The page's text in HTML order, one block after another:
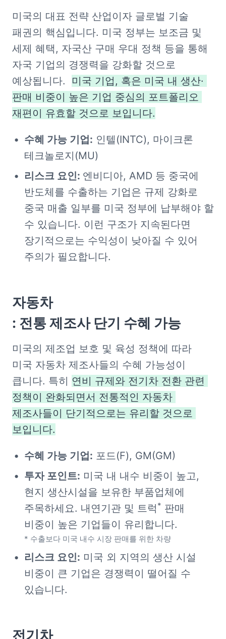
미국의 대표 전략 산업이자 글로벌 기술
패권의 핵심입니다. 미국 정부는 보조금 및
세제 혜택, 자국산 구매 우대 정책 등을 통해
자국 기업의 경쟁력을 강화할 것으로
예상됩니다. 미국 기업, 혹은 미국 내 생산·
판매 비중이 높은 기업 중심의 포트폴리오
재편이 유효할 것으로 보입니다.
수혜 가능 기업: 인텔(INTC), 마이크론
테크놀로지(MU)
리스크 요인: 엔비디아, AMD 등 중국에
반도체를 수출하는 기업은 규제 강화로
중국 매출 일부를 미국 정부에 납부해야 할
수 있습니다. 이런 구조가 지속된다면
장기적으로는 수익성이 낮아질 수 있어
주의가 필요합니다.
자동차
: 전통 제조사 단기 수혜 가능
미국의 제조업 보호 및 육성 정책에 따라
미국 자동차 제조사들의 수혜 가능성이
큽니다. 특히 연비 규제와 전기차 전환 관련
정책이 완화되면서 전통적인 자동차
제조사들이 단기적으로는 유리할 것으로
보입니다.
수혜 가능 기업: 포드(F), GM(GM)
투자 포인트: 미국 내 내수 비중이 높고,
현지 생산시설을 보유한 부품업체에
주목하세요. 내연기관 및 트럭 * 판매
* 수출보다 미국 내수 시장 판매를 위한 차량
리스크 요인: 미국 외 지역의 생산 시설
비중이 큰 기업은 경쟁력이 떨어질 수
있습니다.
전기차